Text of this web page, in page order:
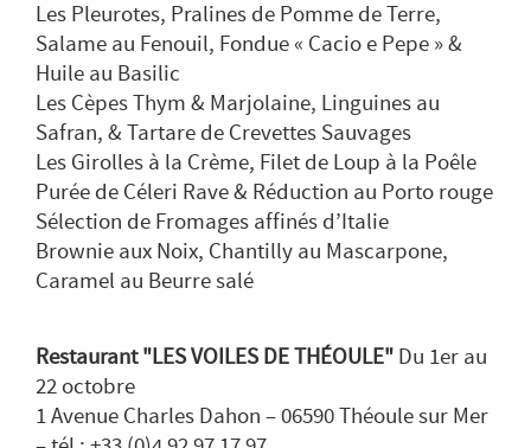
Les Pleurotes, Pralines de Pomme de Terre,
Salame au Fenouil, Fondue « Cacio e Pepe » &
Huile au Basilic
Les Cèpes Thym & Marjolaine, Linguines au
Safran, & Tartare de Crevettes Sauvages
Les Girolles à la Crème, Filet de Loup à la Poêle
Purée de Céleri Rave & Réduction au Porto rouge
Sélection de Fromages affinés d’Italie
Brownie aux Noix, Chantilly au Mascarpone,
Caramel au Beurre salé
Restaurant "LES VOILES DE THÉOULE" Du 1er au
22 octobre
1 Avenue Charles Dahon – 06590 Théoule sur Mer